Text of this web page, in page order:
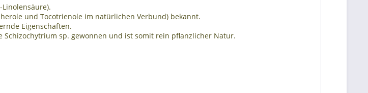
und Tocotrienole im natürlichen Verbund) bekannt.
Eigenschaften.
Schizochytrium sp. gewonnen und ist somit rein pflanzlicher Natur.